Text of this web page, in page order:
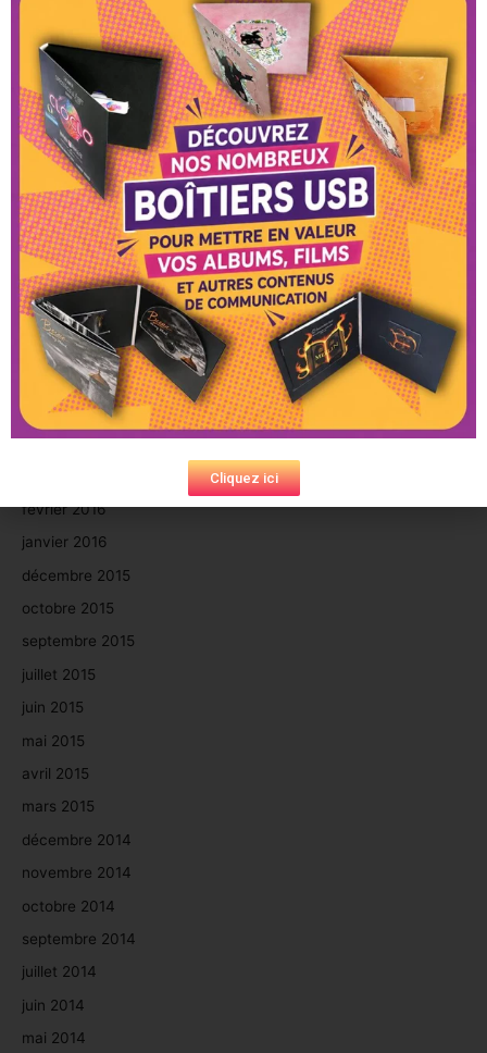
juin 2017
mai 2017
avril 2017
mars 2017
février 2017
janvier 2017
novembre 2016
octobre 2016
août 2016
juillet 2016
juin 2016
mai 2016
avril 2016
février 2016
janvier 2016
décembre 2015
octobre 2015
septembre 2015
juillet 2015
juin 2015
mai 2015
avril 2015
mars 2015
décembre 2014
novembre 2014
octobre 2014
septembre 2014
juillet 2014
juin 2014
mai 2014
Cliquez ici